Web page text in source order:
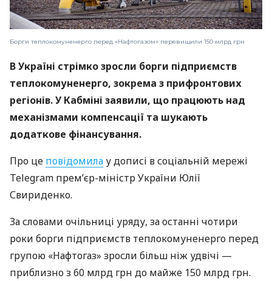
Борги теплокомуненерго перед «Нафтогазом» перевищили 150 млрд грн
В Україні стрімко зросли борги підприємств
теплокомуненерго, зокрема з прифронтових
регіонів. У Кабміні заявили, що працюють над
механізмами компенсації та шукають
додаткове фінансування.
Про це повідомила у дописі в соціальній мережі
Telegram прем’єр-міністр України Юлії
Свириденко.
За словами очільниці уряду, за останні чотири
роки борги підприємств теплокомуненерго перед
групою «Нафтогаз» зросли більш ніж удвічі —
приблизно з 60 млрд грн до майже 150 млрд грн.